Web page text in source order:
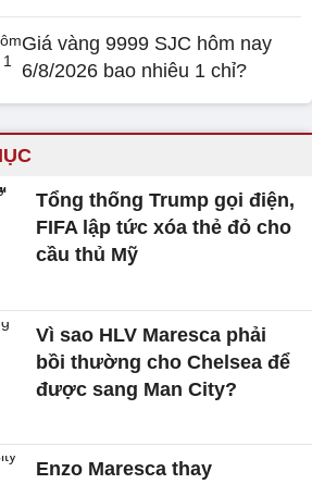
Giá vàng 9999 SJC hôm nay
6/8/2026 bao nhiêu 1 chỉ?
Tổng thống Trump gọi điện,
FIFA lập tức xóa thẻ đỏ cho
cầu thủ Mỹ
Vì sao HLV Maresca phải
bồi thường cho Chelsea để
được sang Man City?
Enzo Maresca thay